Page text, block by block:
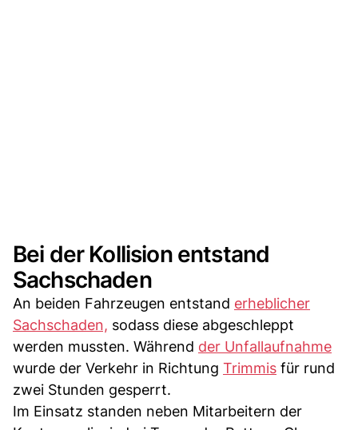
Bei der Kollision entstand
Sachschaden
An beiden Fahrzeugen entstand erheblicher
Sachschaden, sodass diese abgeschleppt
werden mussten. Während der Unfallaufnahme
wurde der Verkehr in Richtung Trimmis für rund
zwei Stunden gesperrt.
Im Einsatz standen neben Mitarbeitern der